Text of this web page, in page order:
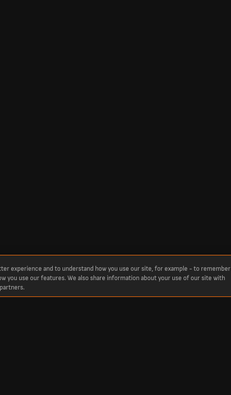
experience and to understand how you use our site, for example - to remember
you use our features. We also share information about your use of our site with